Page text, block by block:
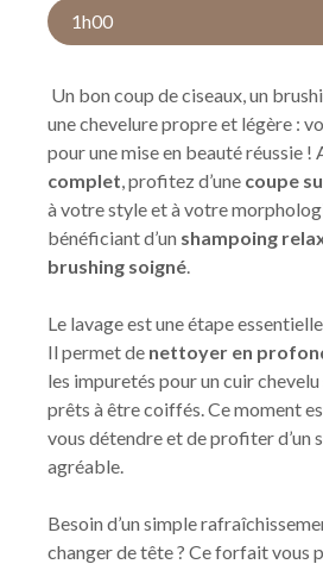
1h00
Un bon coup de ciseaux, un
une chevelure propre et légère :
pour une mise en beauté réussie !
complet, profitez d’une coupe
à votre style et à votre
bénéficiant d’un shampoing
brushing soigné.
Le lavage est une étape
Il permet de nettoyer en
les impuretés pour un cuir
prêts à être coiffés. Ce moment
vous détendre et de profiter d’un
agréable.
Besoin d’un simple
changer de tête ? Ce forfait vous